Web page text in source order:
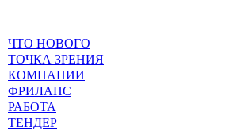
ЧТО НОВОГО
ТОЧКА ЗРЕНИЯ
КОМПАНИИ
ФРИЛАНС
РАБОТА
ТЕНДЕР